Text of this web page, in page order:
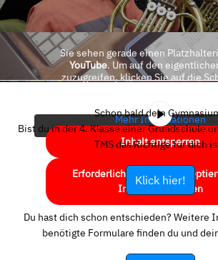
Sie sehen gerade einen
YouTube. Um auf den
zuzugreifen, klicken Sie auf die
Mehr Informationen
Inhalt entsperren
Erforderlichen Service
Inhalte entsperren
Schon bald dein
Bist du in der 4. Klasse einer Grundschule
TMS das Richtige für dich
Klick hier!
Du hast dich schon entschieden? Weitere
benötigte Formulare finden du und